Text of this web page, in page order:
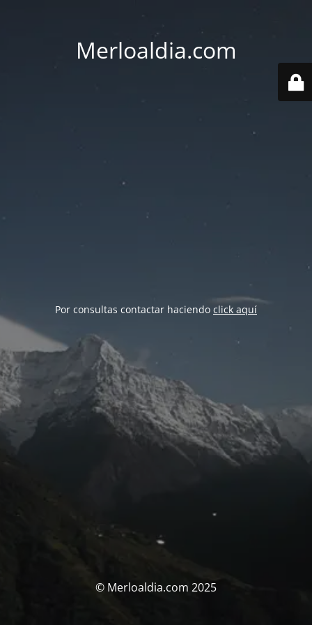
Merloaldia.com
Por consultas contactar haciendo click aquí
© Merloaldia.com 2025